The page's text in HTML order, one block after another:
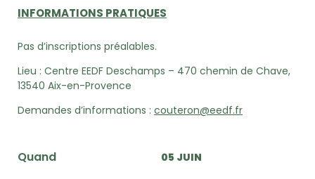
INFORMATIONS PRATIQUES
Pas d’inscriptions préalables.
Lieu : Centre EEDF Deschamps – 470 chemin de Chave,
13540 Aix-en-Provence
Demandes d’informations : couteron@eedf.fr
Quand 05 JUIN